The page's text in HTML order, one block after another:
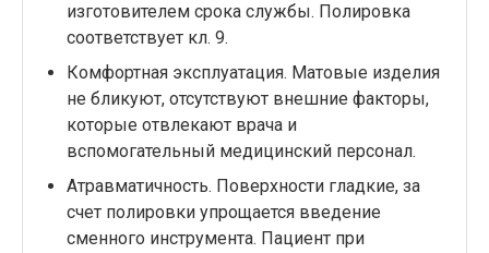
изготовителем срока службы. Полировка
соответствует кл. 9.
Комфортная эксплуатация. Матовые изделия
не бликуют, отсутствуют внешние факторы,
которые отвлекают врача и
вспомогательный медицинский персонал.
Атравматичность. Поверхности гладкие, за
счет полировки упрощается введение
сменного инструмента. Пациент при